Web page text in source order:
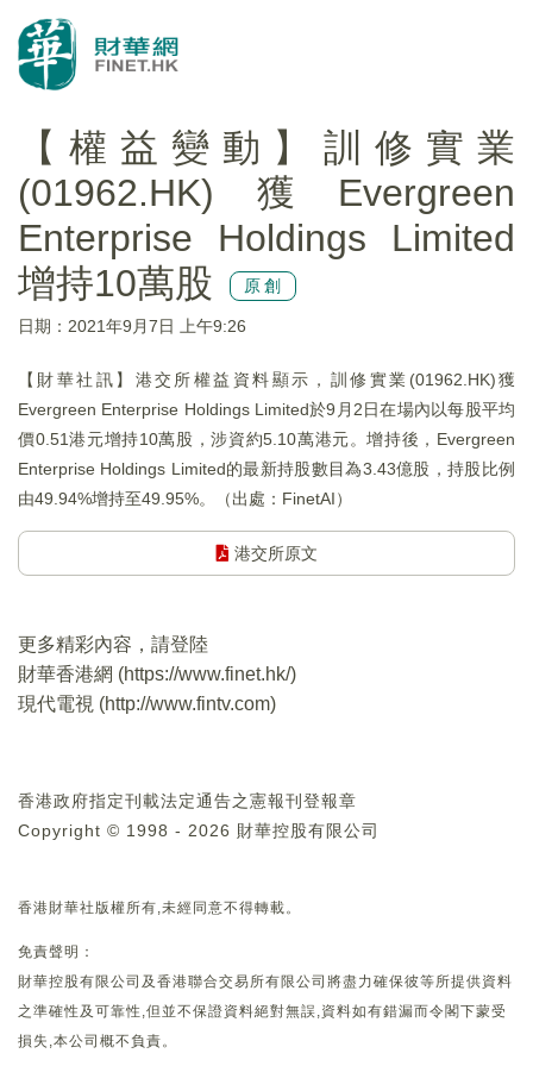
【權益變動】訓修實業
(01962.HK)獲Evergreen
Enterprise Holdings Limited
增持10萬股
原創
日期：2021年9月7日 上午9:26
【財華社訊】港交所權益資料顯示，訓修實業(01962.HK)獲
Evergreen Enterprise Holdings Limited於9月2日在場內以每股平均
價0.51港元增持10萬股，涉資約5.10萬港元。增持後，Evergreen
Enterprise Holdings Limited的最新持股數目為3.43億股，持股比例
由49.94%增持至49.95%。（出處：FinetAI）
港交所原文
更多精彩內容，請登陸
財華香港網 (https://www.finet.hk/)
現代電視 (http://www.fintv.com)
香港政府指定刊載法定通告之憲報刊登報章
Copyright © 1998 - 2026 財華控股有限公司
香港財華社版權所有,未經同意不得轉載。
免責聲明：
財華控股有限公司及香港聯合交易所有限公司將盡力確保彼等所提供資料
之準確性及可靠性,但並不保證資料絕對無誤,資料如有錯漏而令閣下蒙受
損失,本公司概不負責。